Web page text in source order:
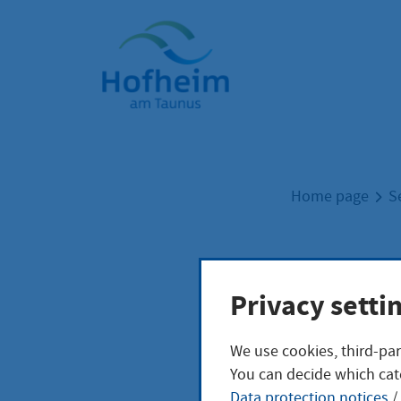
Home"
Home page
Privacy
We use cookies, third-
You can decide which